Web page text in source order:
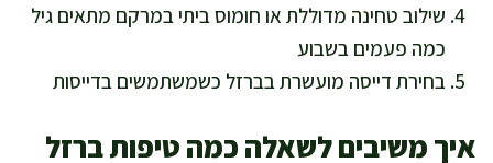
שילוב טחינה מדוללת או חומוס ביתי במרקם מתאים גיל
כמה פעמים בשבוע
בחירת דייסה מועשרת בברזל כשמשתמשים בדייסות
איך משיבים לשאלה כמה טיפות ברזל